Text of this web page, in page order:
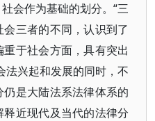
会作为基础的划分。“三
三者的不同，认识到了
于社会方面，具有突出
法兴起和发展的同时，不
是大陆法系法律体系的
近现代及当代的法律分